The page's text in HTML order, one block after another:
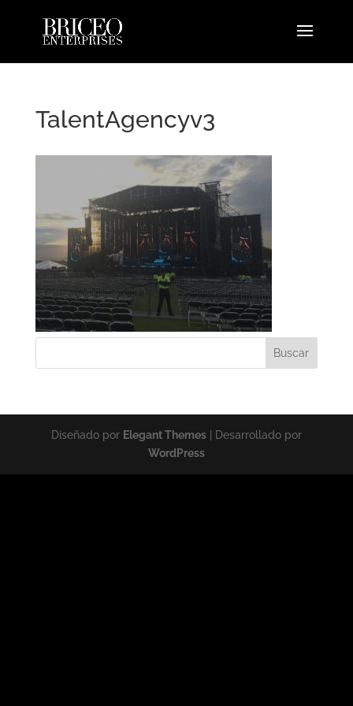
TalentAgencyv3
Diseñado por Elegant Themes| Desarrollado por
WordPress